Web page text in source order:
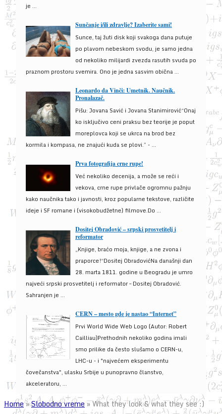
je ...
Sunčanje i/ili zdravlje? Izaberite sami!
Sunce, taj žuti disk koji svakoga dana putuje
po plavom nebeskom svodu, je samo jedna
od nekoliko milijardi zvezda rasutih svuda po
praznom prostoru svemira. Ono je jedna sasvim obična ...
Leonardo da Vinči: Umetnik. Naučnik.
Pronalazač.
Pišu: Jovana Savić i Jovana Stanimirović“Onaj
ko isključivo ceni praksu bez teorije je poput
moreplovca koji se ukrca na brod bez
kormila i kompasa, ne znajući kuda se plovi.” - ...
Prva fotografija crne rupe!
Već nekoliko decenija, a može se reći i
vekova, crne rupe privlače ogromnu pažnju
kako naučnika tako i javnosti, kroz popularne tekstove, različite
ideje i SF romane i (visokobudžetne) filmove.Do ...
Dositej Obradović – srpski prosvetitelj i
reformator
„Knjige, braćo moja, knjige, a ne zvona i
praporce!“Dositej ObradovićNa današnji dan
28. marta 1811. godine u Beogradu je umro
najveći srpski prosvetitelj i reformator – Dositej Obradović.
Sahranjen je ...
CERN – mesto gde je nastao “Internet”
Prvi World Wide Web Logo (Autor: Robert
Cailliau)Prethodnih nekoliko godina imali
smo prilike da često slušamo o CERN-u,
LHC-u - i "najvećem eksperimentu
čovečanstva", ulasku Srbije u punopravno članstvo,
akceleratoru, ...
Home»Slobodno vreme »What they look & what they see :)